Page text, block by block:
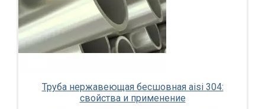
Труба нержавеющая бесшовная aisi 304:
свойства и применение